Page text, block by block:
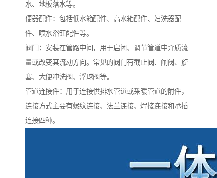
水、地板落水等。
便器配件：包括低水箱配件、高水箱配件、妇洗器配
件、喷水浴缸配件等。
阀门：安装在管路中间，用于启闭、调节管道中介质流
量或改变其流动方向。常见的阀门有截止阀、闸阀、旋
塞、大便冲洗阀、浮球阀等。
管道连接件：用于连接供排水管道或采暖管道的附件，
连接方式主要有螺纹连接、法兰连接、焊接连接和承插
连接四种。